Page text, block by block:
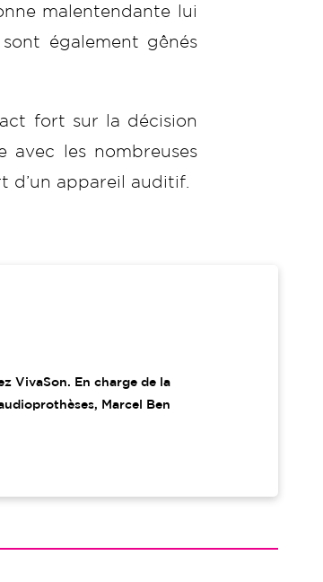
malentendante lui
également gênés
fort sur la décision
avec les nombreuses
d’un appareil auditif.
VivaSon. En charge de la
Marcel Ben